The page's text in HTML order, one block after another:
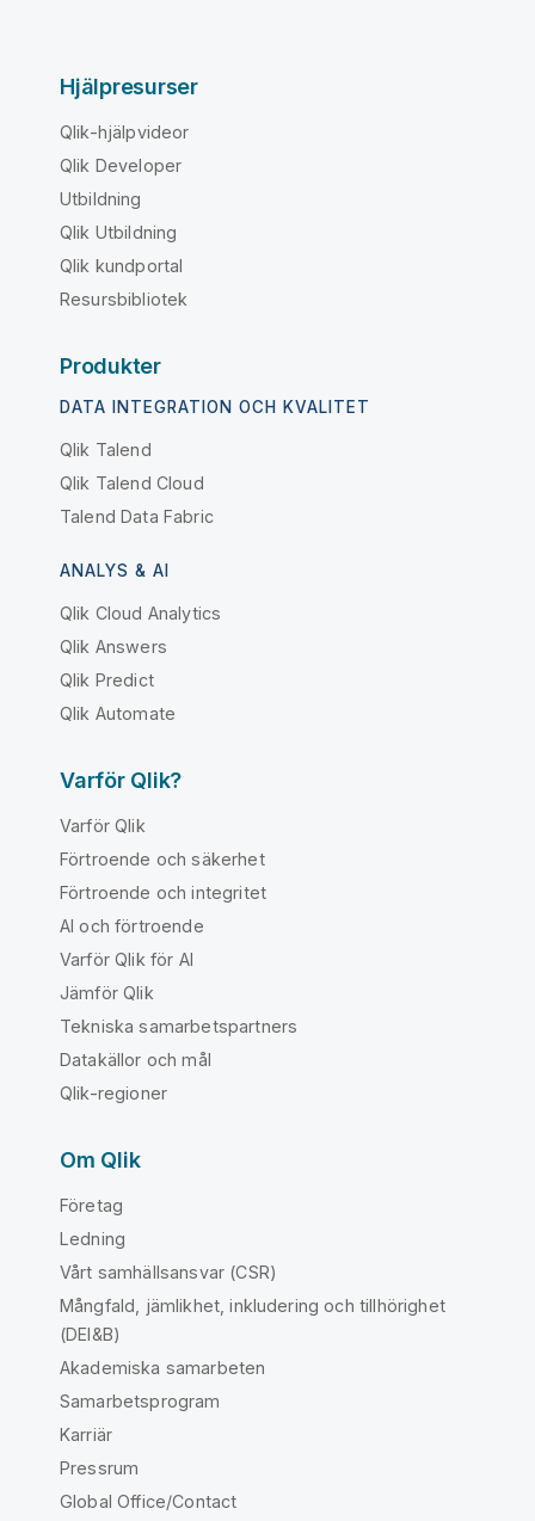
Hjälpresurser
Qlik-hjälpvideor
Qlik Developer
Utbildning
Qlik Utbildning
Qlik kundportal
Resursbibliotek
Produkter
DATA INTEGRATION OCH KVALITET
Qlik Talend
Qlik Talend Cloud
Talend Data Fabric
ANALYS & AI
Qlik Cloud Analytics
Qlik Answers
Qlik Predict
Qlik Automate
Varför Qlik?
Varför Qlik
Förtroende och säkerhet
Förtroende och integritet
AI och förtroende
Varför Qlik för AI
Jämför Qlik
Tekniska samarbetspartners
Datakällor och mål
Qlik-regioner
Om Qlik
Företag
Ledning
Vårt samhällsansvar (CSR)
Mångfald, jämlikhet, inkludering och tillhörighet
(DEI&B)
Akademiska samarbeten
Samarbetsprogram
Karriär
Pressrum
Global Office/Contact